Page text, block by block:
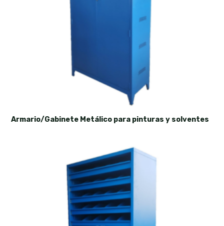
Armario/Gabinete Metálico para pinturas y solventes